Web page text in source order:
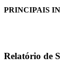
PRINCIPAIS
Relatório de